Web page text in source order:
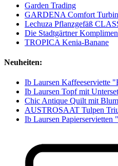
Garden Trading
GARDENA Comfort
Lechuza Pflanzgefäß
Die Stadtgärtner
TROPICA Kenia-Banane
Neuheiten:
Ib Laursen Kaffeeserviette
Ib Laursen Topf mit
Chic Antique Quilt mit
AUSTROSAAT Tulpen
Ib Laursen